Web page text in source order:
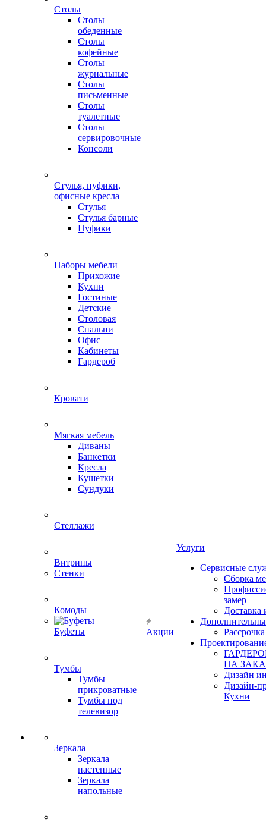
Столы
Столы
обеденные
Столы
кофейные
Столы
журнальные
Столы
письменные
Столы
туалетные
Столы
сервировочные
Консоли
Стулья, пуфики,
офисные кресла
Стулья
Стулья барные
Пуфики
Наборы мебели
Прихожие
Кухни
Гостиные
Детские
Столовая
Спальни
Офис
Кабинеты
Гардероб
Кровати
Мягкая мебель
Диваны
Банкетки
Кресла
Кушетки
Сундуки
Стеллажи
Витрины
Стенки
Комоды
Буфеты
Тумбы
Тумбы
прикроватные
Тумбы под
телевизор
Зеркала
Зеркала
настенные
Зеркала
напольные
Акции
Услуги
Сервисные
Сборка
замер
Доставка
Рассрочка
НА
Дизайн
Дизайн-
Кухни